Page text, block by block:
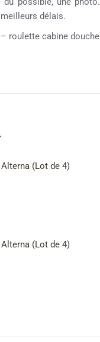
délais.
cabine douche
(Lot de 4)
(Lot de 4)